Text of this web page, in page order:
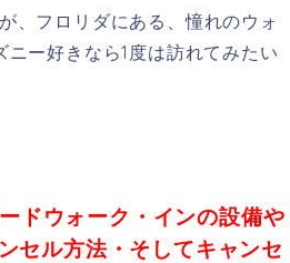
、フロリダにある、憧れのウォ
ー好きなら1度は訪れてみたい
ドウォーク・インの設備や
セル方法・そしてキャンセ